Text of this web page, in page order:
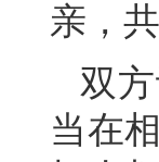
亲，
双
当在